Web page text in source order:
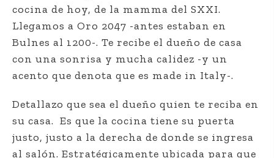
cocina de hoy, de la mamma del SXXI.
Llegamos a Oro 2047 -antes estaban en
Bulnes al 1200-. Te recibe el dueño de casa
con una sonrisa y mucha calidez -y un
acento que denota que es made in Italy-.
Detallazo que sea el dueño quien te reciba en
su casa. Es que la cocina tiene su puerta
justo, justo a la derecha de donde se ingresa
al salón. Estratégicamente ubicada para que